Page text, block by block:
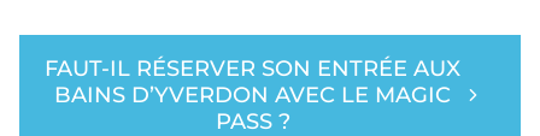
FAUT-IL RÉSERVER SON ENTRÉE AUX
BAINS D’YVERDON AVEC LE MAGIC
PASS ?